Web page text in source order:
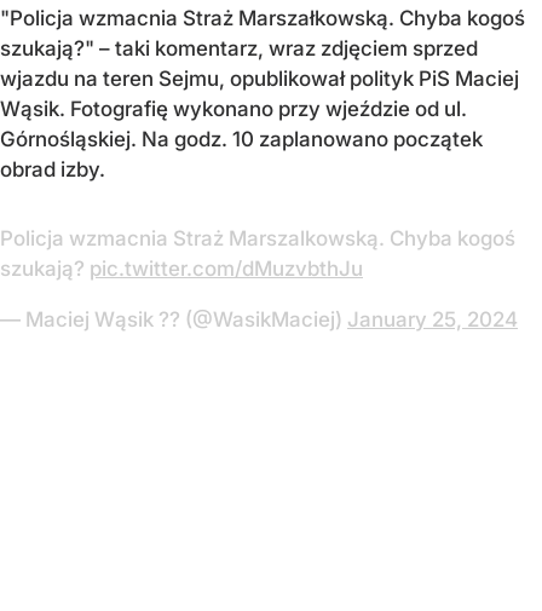
"Policja wzmacnia Straż Marszałkowską. Chyba kogoś
szukają?" – taki komentarz, wraz zdjęciem sprzed
wjazdu na teren Sejmu, opublikował polityk PiS Maciej
Wąsik. Fotografię wykonano przy wjeździe od ul.
Górnośląskiej. Na godz. 10 zaplanowano początek
obrad izby.
Policja wzmacnia Straż Marszalkowską. Chyba kogoś
szukają? pic.twitter.com/dMuzvbthJu
— Maciej Wąsik ?? (@WasikMaciej) January 25, 2024